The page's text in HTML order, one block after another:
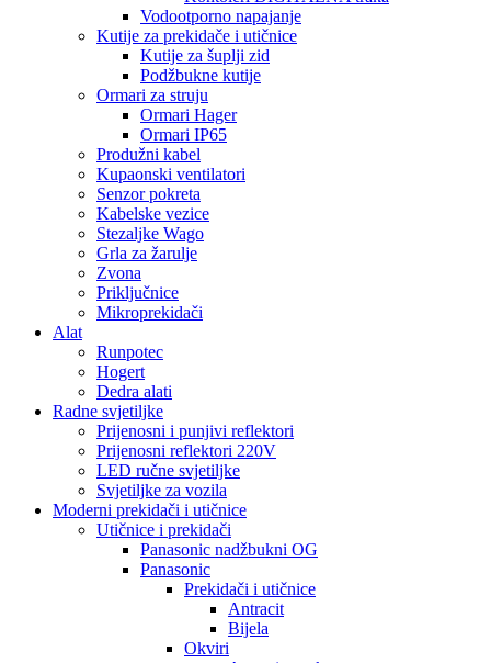
Vodootporno napajanje
Kutije za prekidače i utičnice
Kutije za šuplji zid
Podžbukne kutije
Ormari za struju
Ormari Hager
Ormari IP65
Produžni kabel
Kupaonski ventilatori
Senzor pokreta
Kabelske vezice
Stezaljke Wago
Grla za žarulje
Zvona
Priključnice
Mikroprekidači
Alat
Runpotec
Hogert
Dedra alati
Radne svjetiljke
Prijenosni i punjivi reflektori
Prijenosni reflektori 220V
LED ručne svjetiljke
Svjetiljke za vozila
Moderni prekidači i utičnice
Utičnice i prekidači
Panasonic nadžbukni OG
Panasonic
Prekidači i utičnice
Antracit
Bijela
Okviri